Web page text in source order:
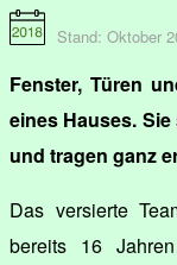
Stand: Oktober
Fenster, Türen
eines Hauses.
und tragen ganz
Das versierte
bereits 16